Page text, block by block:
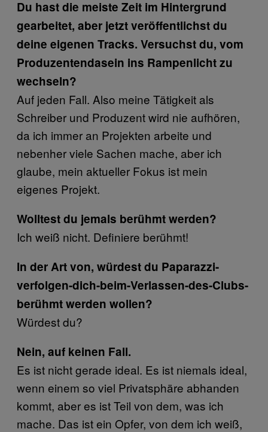
Du hast die meiste Zeit im Hintergrund
gearbeitet, aber jetzt veröffentlichst du
deine eigenen Tracks. Versuchst du, vom
Produzentendasein ins Rampenlicht zu
wechseln?
Auf jeden Fall. Also meine Tätigkeit als
Schreiber und Produzent wird nie aufhören,
da ich immer an Projekten arbeite und
nebenher viele Sachen mache, aber ich
glaube, mein aktueller Fokus ist mein
eigenes Projekt.
Wolltest du jemals berühmt werden?
Ich weiß nicht. Definiere berühmt!
In der Art von, würdest du Paparazzi-
verfolgen-dich-beim-Verlassen-des-Clubs-
berühmt werden wollen?
Würdest du?
Nein, auf keinen Fall.
Es ist nicht gerade ideal. Es ist niemals ideal,
wenn einem so viel Privatsphäre abhanden
kommt, aber es ist Teil von dem, was ich
mache. Das ist ein Opfer, von dem ich weiß,